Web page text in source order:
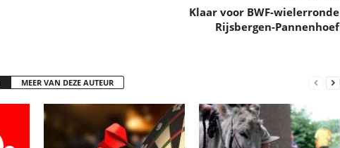
Klaar voor BWF-wielerronde
Rijsbergen-Pannenhoef
MEER VAN DEZE AUTEUR